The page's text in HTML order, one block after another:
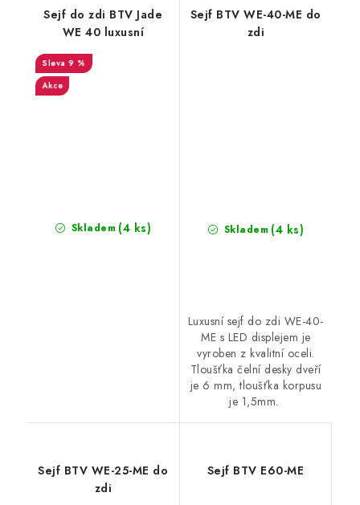
Sejf do zdi BTV Jade
WE 40 luxusní
9 %
Akce
Skladem (4 ks)
Sejf BTV WE-40-ME do
zdi
Skladem (4 ks)
Luxusní sejf do zdi WE-40-
ME s LED displejem je
vyroben z kvalitní oceli.
Tloušťka čelní desky dveří
je 6 mm, tloušťka korpusu
je 1,5mm.
Sejf BTV WE-25-ME do
zdi
Sejf BTV E60-ME